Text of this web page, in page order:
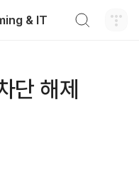
& IT
단 해제